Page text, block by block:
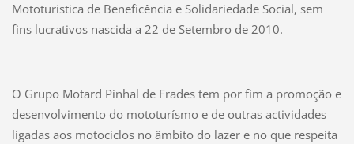
Mototuristica de Beneficência e Solidariedade Social, sem
fins lucrativos nascida a 22 de Setembro de 2010.
O Grupo Motard Pinhal de Frades tem por fim a promoção e
desenvolvimento do mototurísmo e de outras actividades
ligadas aos motociclos no âmbito do lazer e no que respeita